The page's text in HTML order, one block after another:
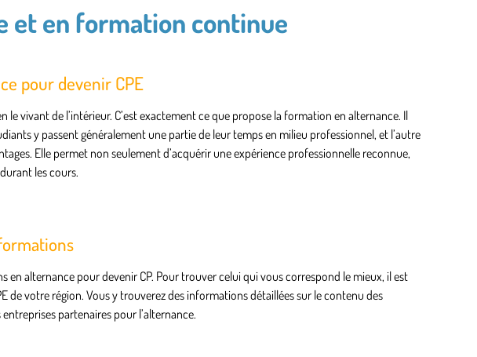
et en formation continue
pour devenir CPE
vivant de l’intérieur. C’est exactement ce que propose la formation en alternance. Il
y passent généralement une partie de leur temps en milieu professionnel, et l’autre
Elle permet non seulement d’acquérir une expérience professionnelle reconnue,
les cours.
alternance pour devenir CP. Pour trouver celui qui vous correspond le mieux, il est
de votre région. Vous y trouverez des informations détaillées sur le contenu des
partenaires pour l’alternance.